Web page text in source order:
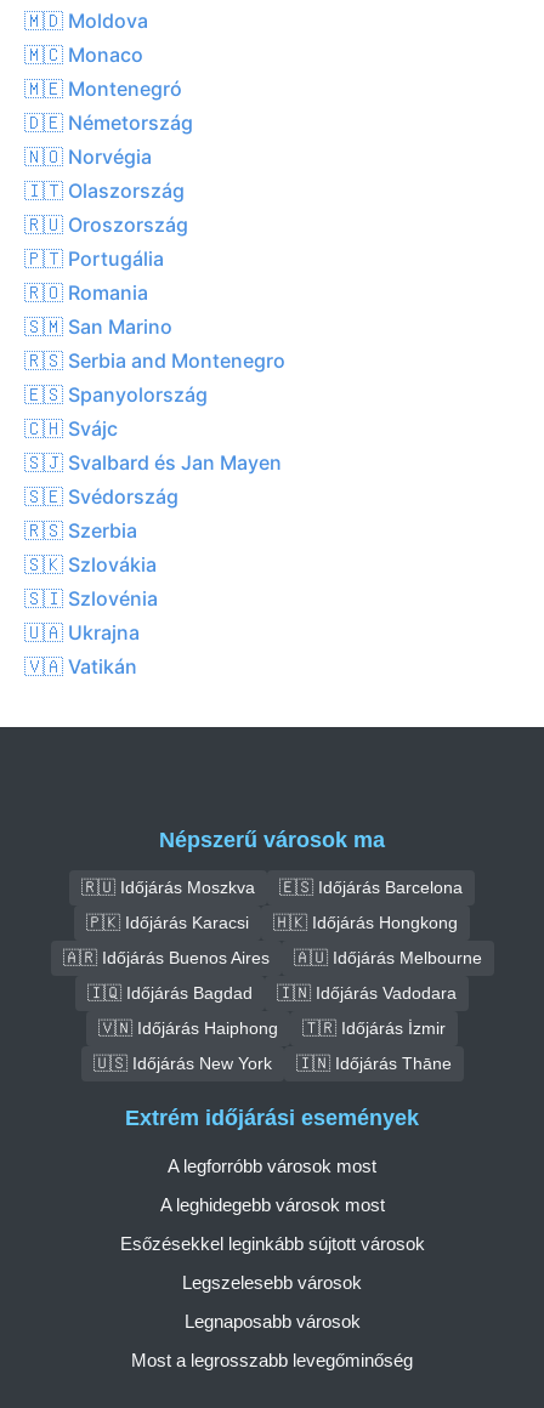
🇲🇩 Moldova
🇲🇨 Monaco
🇲🇪 Montenegró
🇩🇪 Németország
🇳🇴 Norvégia
🇮🇹 Olaszország
🇷🇺 Oroszország
🇵🇹 Portugália
🇷🇴 Romania
🇸🇲 San Marino
🇷🇸 Serbia and Montenegro
🇪🇸 Spanyolország
🇨🇭 Svájc
🇸🇯 Svalbard és Jan Mayen
🇸🇪 Svédország
🇷🇸 Szerbia
🇸🇰 Szlovákia
🇸🇮 Szlovénia
🇺🇦 Ukrajna
🇻🇦 Vatikán
Népszerű városok ma
🇷🇺 Időjárás Moszkva
🇪🇸 Időjárás Barcelona
🇵🇰 Időjárás Karacsi
🇭🇰 Időjárás Hongkong
🇦🇷 Időjárás Buenos Aires
🇦🇺 Időjárás Melbourne
🇮🇶 Időjárás Bagdad
🇮🇳 Időjárás Vadodara
🇻🇳 Időjárás Haiphong
🇹🇷 Időjárás İzmir
🇺🇸 Időjárás New York
🇮🇳 Időjárás Thāne
Extrém időjárási események
A legforróbb városok most
A leghidegebb városok most
Esőzésekkel leginkább sújtott városok
Legszelesebb városok
Legnaposabb városok
Most a legrosszabb levegőminőség